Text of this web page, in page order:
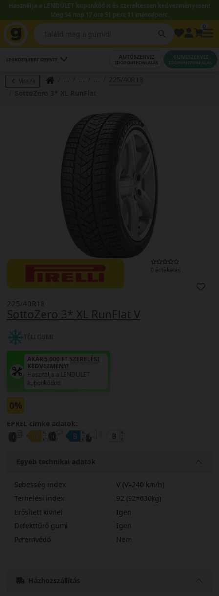
Használja a LENDÜLET kuponkódot és szereltessen kedvezményesen!
Még 54 nap 17 óra 51 perc 10 másodperc.
LEGKÖZELEBBI SZERVIZ AUTÓSZERVIZ
IDŐPONTFOGLALÁS
GUMISZERVIZ
IDŐPONTFOGLALÁS
Vissza
225/40R18
0 értékelés
SottoZero 3* XL RunFlat V
225/40R18
TÉLI GUMI
AKÁR 5.000 FT SZERELÉSI
KEDVEZMÉNY!
Használja a LENDÜLET
kuponkódot!
0%
EPREL cimke adatok:
Egyéb technikai adatok
Sebesség index
V (V=240 km/h)
Terhelési index
92 (92=630kg)
Erősített kivitel
Igen
Defekttűrő gumi
Igen
Peremvédő
Nem
Házhozszállítás